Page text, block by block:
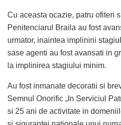
Cu aceasta ocazie, patru ofiteri
Penitenciarul Braila au fost
urmator, inaintea implinirii
sase agenti au fost avansati in
la implinirea stagiului minim.
Au fost inmanate decoratii si
Semnul Onorific „In Serviciul
si 25 ani de activitate in